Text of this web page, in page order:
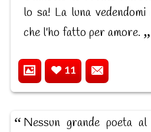
lo sa! La luna
che l'ho fatto per amore.
11
Nessun grande poeta